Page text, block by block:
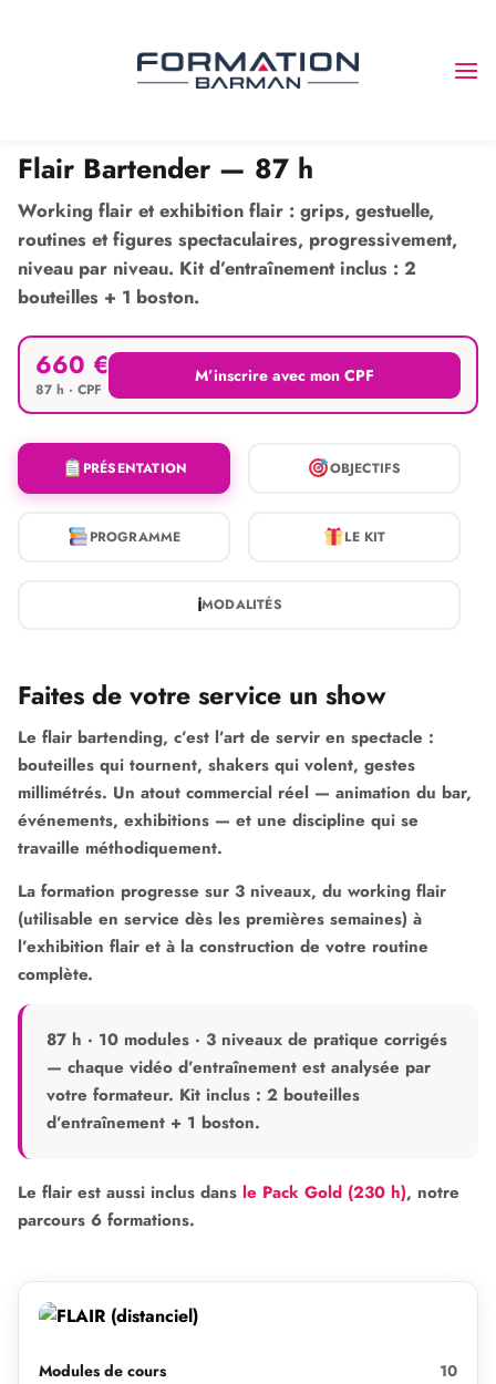
Flair Bartender — 87 h
Working flair et exhibition flair : grips, gestuelle,
routines et figures spectaculaires, progressivement,
niveau par niveau. Kit d’entraînement inclus : 2
bouteilles + 1 boston.
660 €
87 h · CPF
M’inscrire avec mon CPF
PRÉSENTATION OBJECTIFS
PROGRAMME LE KIT
ℹMODALITÉS
Faites de votre service un show
Le flair bartending, c’est l’art de servir en spectacle :
bouteilles qui tournent, shakers qui volent, gestes
millimétrés. Un atout commercial réel — animation du bar,
événements, exhibitions — et une discipline qui se
travaille méthodiquement.
La formation progresse sur 3 niveaux, du working flair
(utilisable en service dès les premières semaines) à
l’exhibition flair et à la construction de votre routine
complète.
87 h · 10 modules · 3 niveaux de pratique corrigés
— chaque vidéo d’entraînement est analysée par
votre formateur. Kit inclus : 2 bouteilles
d’entraînement + 1 boston.
Le flair est aussi inclus dans le Pack Gold (230 h), notre
parcours 6 formations.
Modules de cours 10